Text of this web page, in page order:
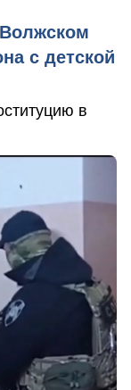
с детской
в